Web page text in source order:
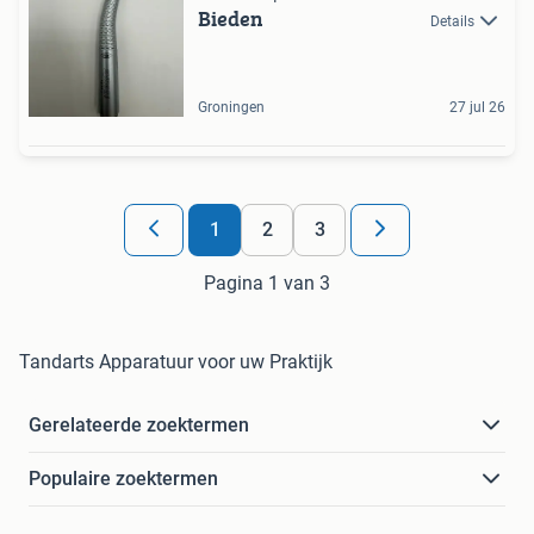
Bieden Details
Groningen 27 jul 26
1 2 3
Pagina 1 van 3
Tandarts Apparatuur voor uw Praktijk
Gerelateerde zoektermen
Populaire zoektermen